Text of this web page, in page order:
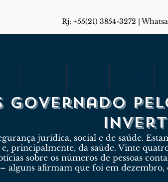
Rj: +55(21) 3854-3272 |
governado
jurídica, social e de saúde.
principalmente, da saúde. Vinte
sobre os números de pessoas
– alguns afirmam que foi em